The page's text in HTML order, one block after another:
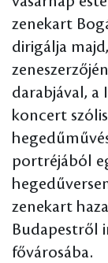
zenekart
dirigálja
darabjával, a
koncert
portréjából
zenekart
Budapestről
fővárosába.